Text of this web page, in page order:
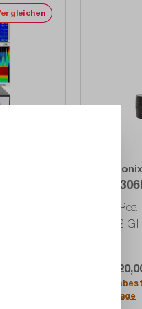
Tektronix
USB
... 6,2
€
Anfrage